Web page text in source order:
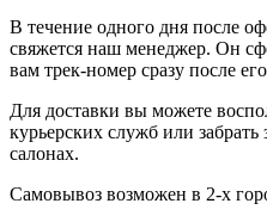
В течение одного дня после
свяжется наш менеджер. Он
вам трек-номер сразу после
Для доставки вы можете
курьерских служб или забрать
салонах.
Самовывоз возможен в 2-х